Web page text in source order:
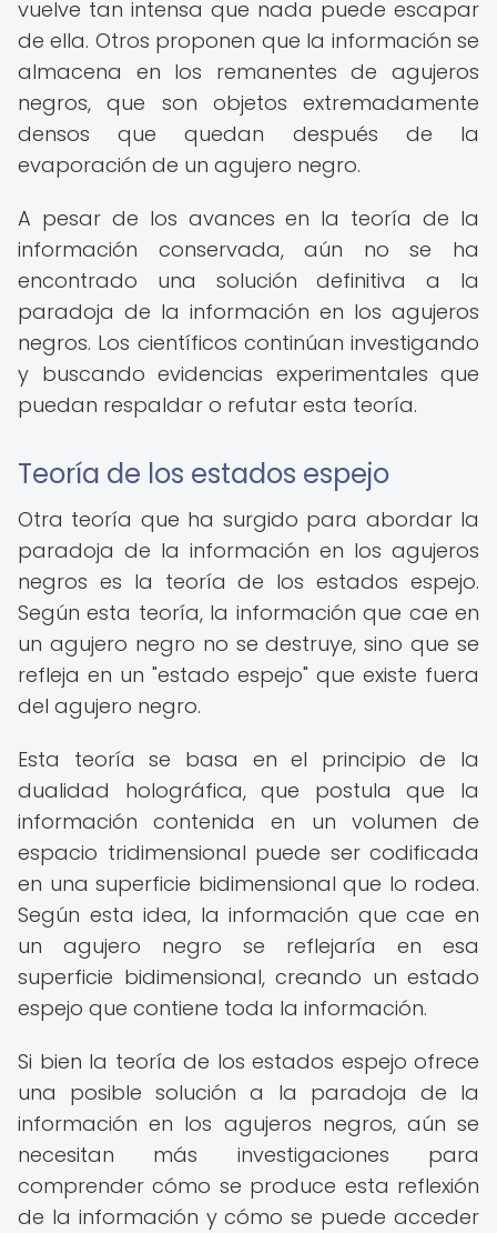
vuelve tan intensa que nada puede escapar
de ella. Otros proponen que la información se
almacena en los remanentes de agujeros
negros, que son objetos extremadamente
densos que quedan después de la
evaporación de un agujero negro.
A pesar de los avances en la teoría de la
información conservada, aún no se ha
encontrado una solución definitiva a la
paradoja de la información en los agujeros
negros. Los científicos continúan investigando
y buscando evidencias experimentales que
puedan respaldar o refutar esta teoría.
Teoría de los estados espejo
Otra teoría que ha surgido para abordar la
paradoja de la información en los agujeros
negros es la teoría de los estados espejo.
Según esta teoría, la información que cae en
un agujero negro no se destruye, sino que se
refleja en un "estado espejo" que existe fuera
del agujero negro.
Esta teoría se basa en el principio de la
dualidad holográfica, que postula que la
información contenida en un volumen de
espacio tridimensional puede ser codificada
en una superficie bidimensional que lo rodea.
Según esta idea, la información que cae en
un agujero negro se reflejaría en esa
superficie bidimensional, creando un estado
espejo que contiene toda la información.
Si bien la teoría de los estados espejo ofrece
una posible solución a la paradoja de la
información en los agujeros negros, aún se
necesitan más investigaciones para
comprender cómo se produce esta reflexión
de la información y cómo se puede acceder